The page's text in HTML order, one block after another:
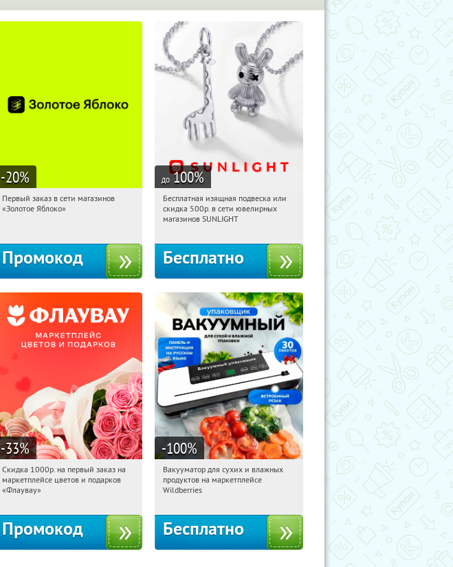
-20%
10:10:02
Получи первым!
Первый заказ в сети магазинов
«Золотое Яблоко»
Промокод
до 100%
10:10:02 Получили:
Россия
Бесплатная изящная подвеска или
скидка 500р. в сети ювелирных
магазинов SUNLIGHT
Бесплатно
-33%
10:10:02 Получили:
Россия
Скидка 1000р. на первый заказ на
маркетплейсе цветов и подарков
«Флаувау»
Промокод
-100%
10:10:02 Получили:190
Россия
Вакууматор для сухих и влажных
продуктов на маркетплейсе
Wildberries
Бесплатно